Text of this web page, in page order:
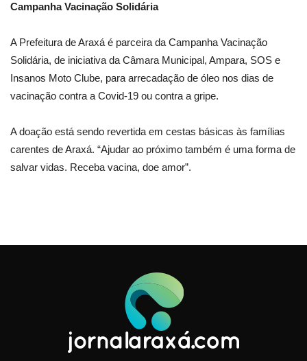
Campanha Vacinação Solidária
A Prefeitura de Araxá é parceira da Campanha Vacinação
Solidária, de iniciativa da Câmara Municipal, Ampara, SOS e
Insanos Moto Clube, para arrecadação de óleo nos dias de
vacinação contra a Covid-19 ou contra a gripe.
A doação está sendo revertida em cestas básicas às famílias
carentes de Araxá. “Ajudar ao próximo também é uma forma de
salvar vidas. Receba vacina, doe amor”.